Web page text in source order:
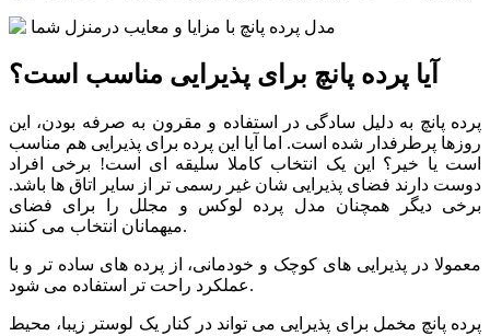
آیا پرده پانچ برای پذیرایی مناسب است؟
پرده پانچ به دلیل سادگی در استفاده و مقرون به صرفه بودن، این
روزها پرطرفدار شده است. اما آیا این پرده برای پذیرایی هم مناسب
است یا خیر؟ این یک انتخاب کاملا سلیقه ای است! برخی افراد
دوست دارند فضای پذیرایی شان غیر رسمی تر از سایر اتاق ها باشد.
برخی دیگر همچنان مدل پرده لوکس و مجلل را برای فضای
میهمانان انتخاب می کنند.
معمولا در پذیرایی های کوچک و خودمانی، از پرده های ساده تر و با
عملکرد راحت تر استفاده می شود.
پرده پانچ مخمل برای پذیرایی می تواند در کنار یک لوستر زیبا، محیط